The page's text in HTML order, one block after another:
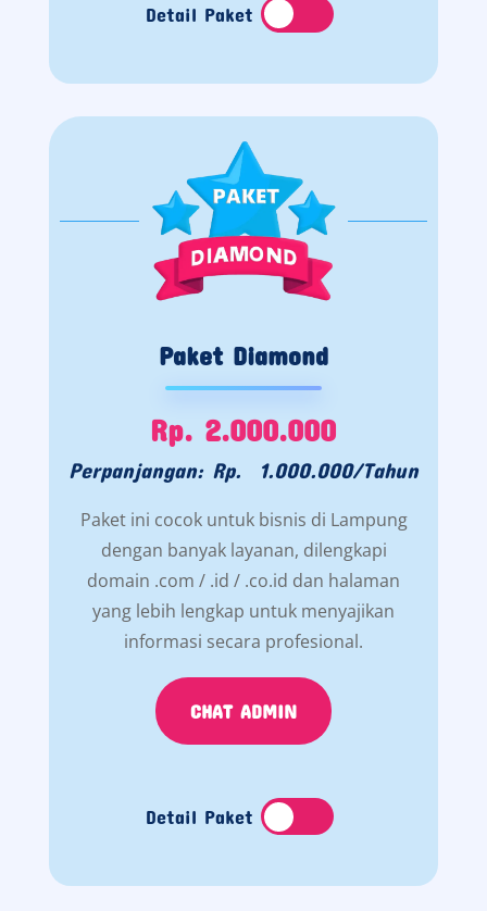
Detail Paket
Paket Diamond
Rp. 2.000.000
Perpanjangan: Rp. 1.000.000/Tahun
Paket ini cocok untuk bisnis di Lampung
dengan banyak layanan, dilengkapi
domain .com / .id / .co.id dan halaman
yang lebih lengkap untuk menyajikan
informasi secara profesional.
CHAT ADMIN
Detail Paket